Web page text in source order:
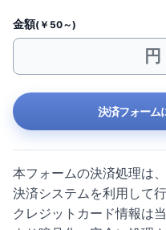
金額(￥50～)
決済フォーム
本フォームの決済処理は、
決済システムを利用して行
クレジットカード情報は